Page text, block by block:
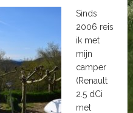
Sinds
2006 reis
ik met
mijn
camper
(Renault
2.5 dCi
met